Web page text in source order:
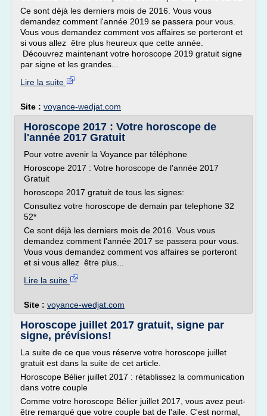
Ce sont déjà les derniers mois de 2016. Vous vous
demandez comment l'année 2019 se passera pour vous.
Vous vous demandez comment vos affaires se porteront et
si vous allez être plus heureux que cette année.
Découvrez maintenant votre horoscope 2019 gratuit signe
par signe et les grandes...
Lire la suite
Site : voyance-wedjat.com
Horoscope 2017 : Votre horoscope de
l'année 2017 Gratuit
Pour votre avenir la Voyance par téléphone
Horoscope 2017 : Votre horoscope de l'année 2017
Gratuit
horoscope 2017 gratuit de tous les signes:
Consultez votre horoscope de demain par telephone 32
52*
Ce sont déjà les derniers mois de 2016. Vous vous
demandez comment l'année 2017 se passera pour vous.
Vous vous demandez comment vos affaires se porteront
et si vous allez être plus...
Lire la suite
Site : voyance-wedjat.com
Horoscope juillet 2017 gratuit, signe par
signe, prévisions!
La suite de ce que vous réserve votre horoscope juillet
gratuit est dans la suite de cet article.
Horoscope Bélier juillet 2017 : rétablissez la communication
dans votre couple
Comme votre horoscope Bélier juillet 2017, vous avez peut-
être remarqué que votre couple bat de l'aile. C'est normal,